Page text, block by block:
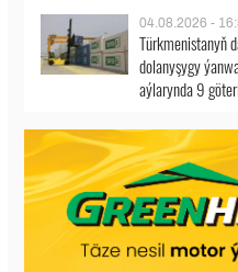
04.08.2026 -
Türkmenistanyň
dolanyşygy
aýlarynda 9